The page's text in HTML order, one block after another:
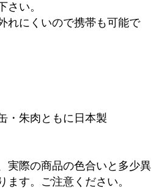
さい。
れにくいので携帯も可能で
・朱肉ともに日本製
実際の商品の色合いと多少異
ます。ご注意ください。